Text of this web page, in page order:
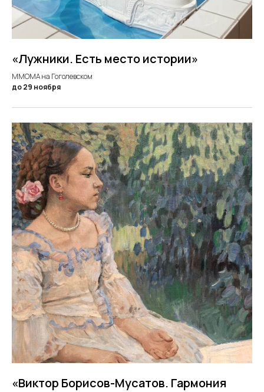
«Лужники. Есть место истории»
ММОМА на Гоголевском
до 29 ноября
«Виктор Борисов-Мусатов. Гармония